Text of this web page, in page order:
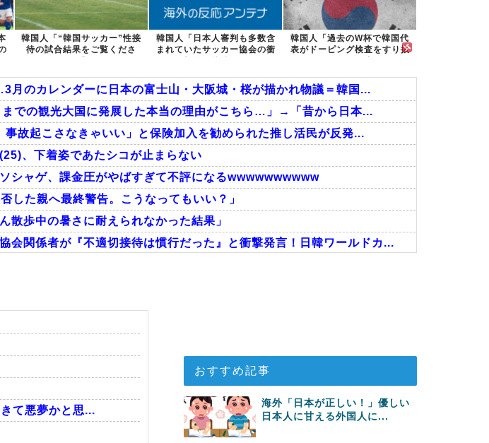
韓国人「“韓国サッカー”性接
待の試合結果をご覧くださ
韓国人「日本人審判も多数含
まれていたサッカー協会の衝
韓国人「過去のW杯で韓国代
表がドーピング検査をすり抜
月のカレンダーに日本の富士山・大阪城・桜が描かれ物議＝韓国...
までの観光大国に発展した本当の理由がこちら…」→「昔から日本...
事故起こさなきゃいい」と保険加入を勧められた推し活民が反発...
、下着姿であたシコが止まらない
ソシャゲ、課金圧がやばすぎて不評になるwwwwwwwwww
した親へ最終警告。こうなってもいい？」
散歩中の暑さに耐えられなかった結果」
会関係者が『不適切接待は慣行だった』と衝撃発言！日韓ワールドカ...
”性接待の試合結果をご覧ください」→「マッサージ効果は間違いな...
互RSS
て悪夢かと思...
おすすめ記事
海外「日本が正しい！」優しい
日本人に甘える外国人に...